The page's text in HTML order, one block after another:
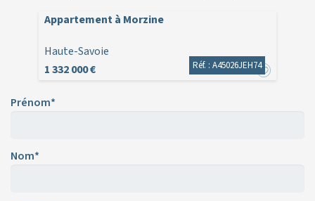
Appartement à Morzine
Haute-Savoie
1 332 000 €
Réf. : A45026JEH74
Prénom*
Nom*